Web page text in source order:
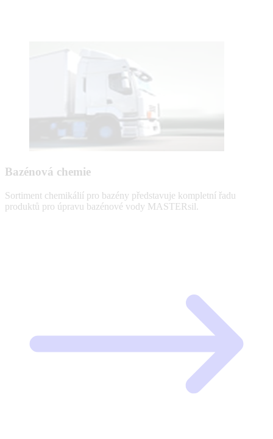
Bazénová chemie
Sortiment chemikálií pro bazény představuje kompletní řadu
produktů pro úpravu bazénové vody MASTERsil.